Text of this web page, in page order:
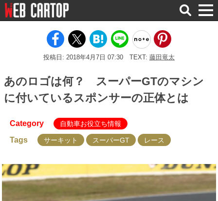
検
索
投稿日: 2018年4月7日 07:30 TEXT: 藤田竜太
あのロゴは何？ スーパーGTのマシン
に付いているスポンサーの正体とは
Category 自動車お役立ち情報
Tags サーキット スーパーGT レース